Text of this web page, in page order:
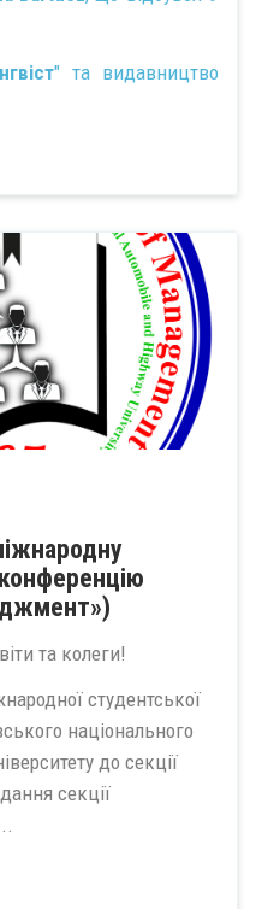
" та видавництво
та колеги!
студентської
національного
до секції
секції